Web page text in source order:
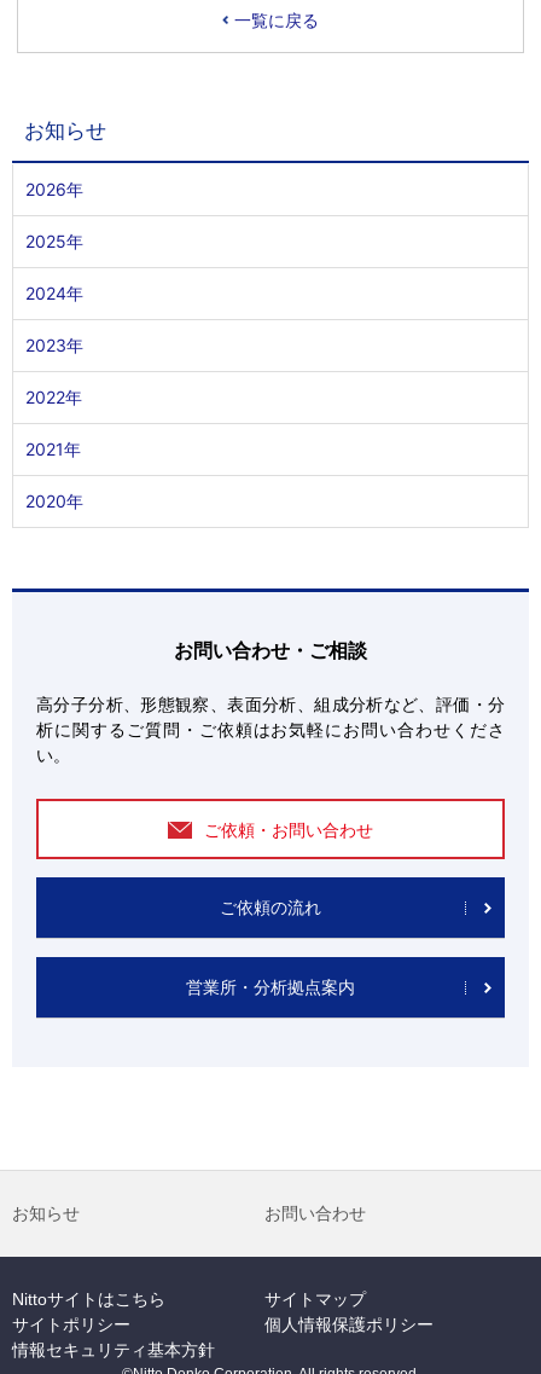
一覧に戻る
お知らせ
2026年
2025年
2024年
2023年
2022年
2021年
2020年
お問い合わせ・ご相談
高分子分析、形態観察、表面分析、組成分析など、評価・分
析に関するご質問・ご依頼はお気軽にお問い合わせくださ
い。
ご依頼・お問い合わせ
ご依頼の流れ
営業所・分析拠点案内
お知らせ お問い合わせ
Nittoサイトはこちら
サイトマップ
サイトポリシー
個人情報保護ポリシー
情報セキュリティ基本方針